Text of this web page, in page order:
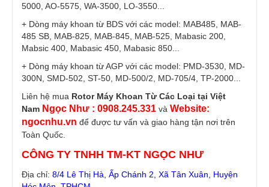
5000, AO-5575, WA-3500, LO-3550...
+ Dòng máy khoan từ BDS với các model: MAB485, MAB-
485 SB, MAB-825, MAB-845, MAB-525, Mabasic 200,
Mabsic 400, Mabasic 450, Mabasic 850...
+ Dòng máy khoan từ AGP với các model: PMD-3530, MD-
300N, SMD-502, ST-50, MD-500/2, MD-705/4, TP-2000...
Liên hệ mua Rotor Máy Khoan Từ Các Loại tại Việt
Nam Ngọc Như : 0908.245.331 và Website:
ngocnhu.vn để được tư vấn và giao hàng tận nơi trên
Toàn Quốc.
CÔNG TY TNHH TM-KT NGỌC NHƯ
Địa chỉ: 8/4 Lê Thị Hà, Ấp Chánh 2, Xã Tân Xuân, Huyện